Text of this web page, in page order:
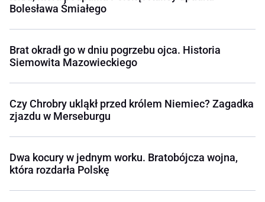
Bolesława Śmiałego
Brat okradł go w dniu pogrzebu ojca. Historia
Siemowita Mazowieckiego
Czy Chrobry ukląkł przed królem Niemiec? Zagadka
zjazdu w Merseburgu
Dwa kocury w jednym worku. Bratobójcza wojna,
która rozdarła Polskę